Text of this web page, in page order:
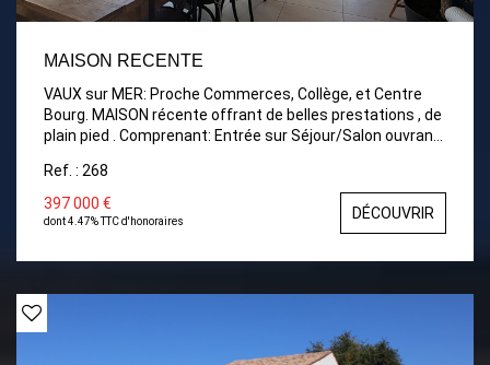
MAISON RECENTE
VAUX sur MER: Proche Commerces, Collège, et Centre
Bourg. MAISON récente offrant de belles prestations , de
plain pied . Comprenant: Entrée sur Séjour/Salon ouvrant
une verrière, 3 Chambres dont une suite parentale., Salle
d'eau indépendante, et wc. Terrasse et Patio. Garage et
place de parking.
Ref. : 268
397 000 €
dont 4.47% TTC d'honoraires DÉCOUVRIR